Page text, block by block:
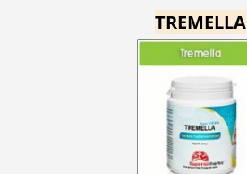
TREMELLA